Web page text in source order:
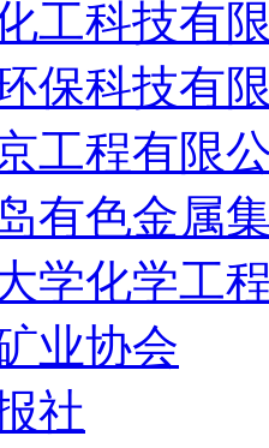
工科技有
保科技有
工程有限
有色金属
学化学工
业协会
社